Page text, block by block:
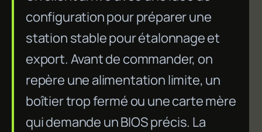
configuration pour préparer une
station stable pour étalonnage et
export. Avant de commander, on
repère une alimentation limite, un
boîtier trop fermé ou une carte mère
qui demande un BIOS précis. La